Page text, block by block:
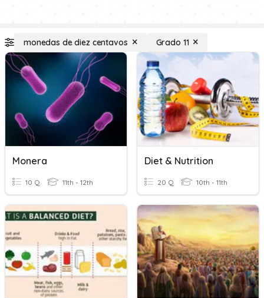
monedas de diez centavos Grado 11
Monera
10 Q 11th - 12th
Diet & Nutrition
20 Q 10th - 11th